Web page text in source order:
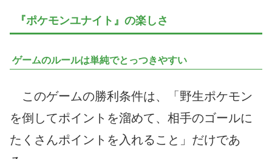
『ポケモンユナイト』の楽しさ
ゲームのルールは単純でとっつきやすい
このゲームの勝利条件は、「野生ポケモン
を倒してポイントを溜めて、相手のゴールに
たくさんポイントを入れること」だけであ